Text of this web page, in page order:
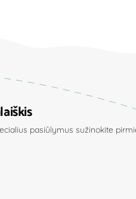
pasiūlymus sužinokite